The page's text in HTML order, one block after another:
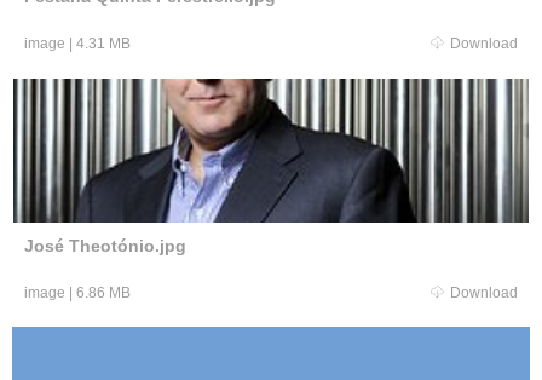
image 4.31 MB Download
José Theotónio.jpg
image 6.86 MB Download